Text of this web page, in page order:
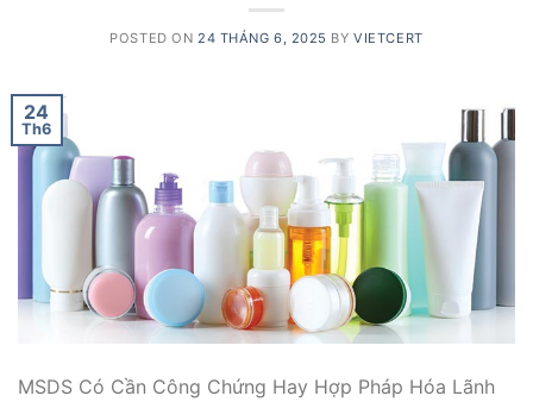
POSTED ON 24 THÁNG 6, 2025 BYVIETCERT
24
Th6
MSDS Có Cần Công Chứng Hay Hợp Pháp Hóa Lãnh